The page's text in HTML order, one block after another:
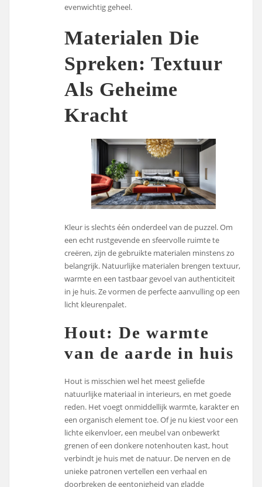
evenwichtig geheel.
Materialen Die
Spreken: Textuur
Als Geheime
Kracht
Kleur is slechts één onderdeel van de puzzel. Om
een echt rustgevende en sfeervolle ruimte te
creëren, zijn de gebruikte materialen minstens zo
belangrijk. Natuurlijke materialen brengen textuur,
warmte en een tastbaar gevoel van authenticiteit
in je huis. Ze vormen de perfecte aanvulling op een
licht kleurenpalet.
Hout: De warmte
van de aarde in huis
Hout is misschien wel het meest geliefde
natuurlijke materiaal in interieurs, en met goede
reden. Het voegt onmiddellijk warmte, karakter en
een organisch element toe. Of je nu kiest voor een
lichte eikenvloer, een meubel van onbewerkt
grenen of een donkere notenhouten kast, hout
verbindt je huis met de natuur. De nerven en de
unieke patronen vertellen een verhaal en
doorbreken de eentonigheid van gladde